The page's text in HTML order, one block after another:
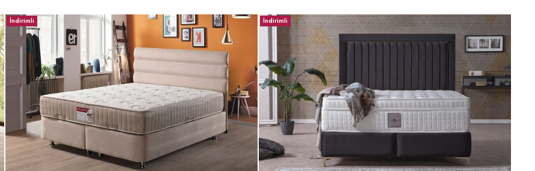
İndirimli İndirimli